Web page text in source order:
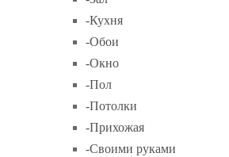
-Кухня
-Обои
-Окно
-Пол
-Потолки
-Прихожая
-Своими руками